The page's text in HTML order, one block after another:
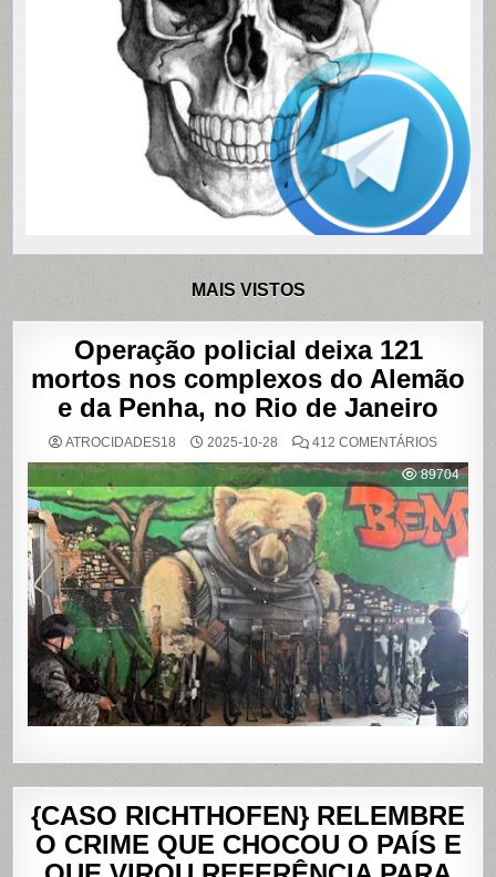
MAIS VISTOS
Operação policial deixa 121
mortos nos complexos do Alemão
e da Penha, no Rio de Janeiro
ATROCIDADES18 2025-10-28 412 COMENTÁRIOSEM
POLICIAL
DEIXA
121
MORTOS
NOS
DO
ALEMÃO
PENHA,
NO
RIO
89704
{CASO RICHTHOFEN} RELEMBRE
O CRIME QUE CHOCOU O PAÍS E